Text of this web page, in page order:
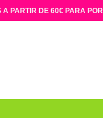
A PARTIR DE 60€ PARA